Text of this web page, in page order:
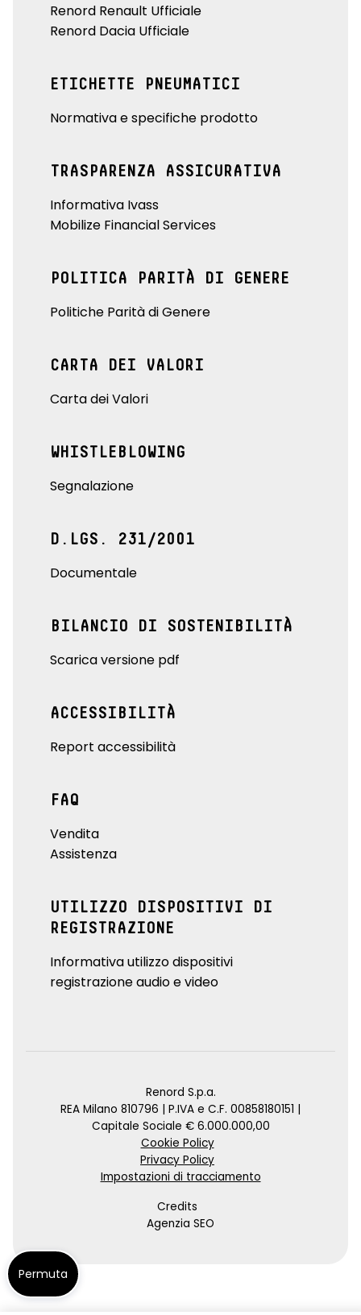
Renord Renault Ufficiale
Renord Dacia Ufficiale
ETICHETTE PNEUMATICI
Normativa e specifiche prodotto
TRASPARENZA ASSICURATIVA
Informativa Ivass
Mobilize Financial Services
POLITICA PARITÀ DI GENERE
Politiche Parità di Genere
CARTA DEI VALORI
Carta dei Valori
WHISTLEBLOWING
Segnalazione
D.LGS. 231/2001
Documentale
BILANCIO DI SOSTENIBILITÀ
Scarica versione pdf
ACCESSIBILITÀ
Report accessibilità
FAQ
Vendita
Assistenza
UTILIZZO DISPOSITIVI DI
REGISTRAZIONE
Informativa utilizzo dispositivi
registrazione audio e video
Renord S.p.a.
REA Milano 810796 | P.IVA e C.F. 00858180151 |
Capitale Sociale € 6.000.000,00
Cookie Policy
Privacy Policy
Impostazioni di tracciamento
Credits
Agenzia SEO
Permuta